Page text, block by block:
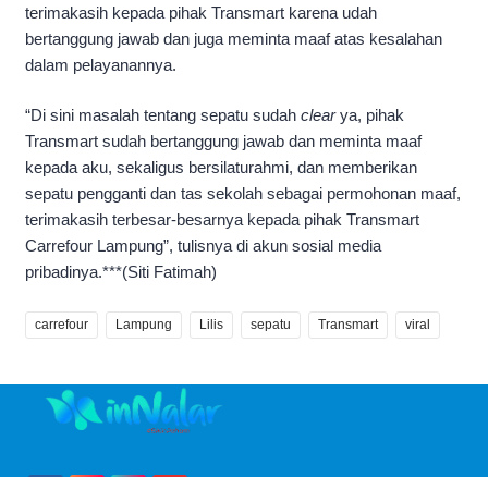
terimakasih kepada pihak Transmart karena udah
bertanggung jawab dan juga meminta maaf atas kesalahan
dalam pelayanannya.
“Di sini masalah tentang sepatu sudah clearya, pihak
Transmart sudah bertanggung jawab dan meminta maaf
kepada aku, sekaligus bersilaturahmi, dan memberikan
sepatu pengganti dan tas sekolah sebagai permohonan maaf,
terimakasih terbesar-besarnya kepada pihak Transmart
Carrefour Lampung”, tulisnya di akun sosial media
pribadinya.***(Siti Fatimah)
carrefour Lampung Lilis sepatu Transmart viral